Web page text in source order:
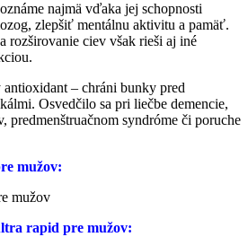
najmä vďaka jej schopnosti
zlepšiť mentálnu aktivitu a pamäť.
rozširovanie ciev však rieši aj iné
– chráni bunky pred
Osvedčilo sa pri liečbe demencie,
predmenštruačnom syndróme či poruche
mužov:
rapid pre mužov: